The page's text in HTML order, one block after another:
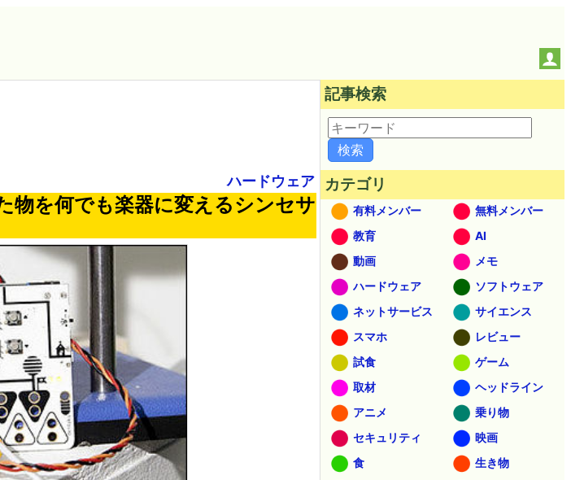
ハードウェア
物を何でも楽器に変えるシンセサ
記事検索
カテゴリ
有料メンバー
無料メンバー
教育
AI
動画
メモ
ハードウェア
ソフトウェア
ネットサービス
サイエンス
スマホ
レビュー
試食
ゲーム
取材
ヘッドライン
アニメ
乗り物
セキュリティ
映画
食
生き物